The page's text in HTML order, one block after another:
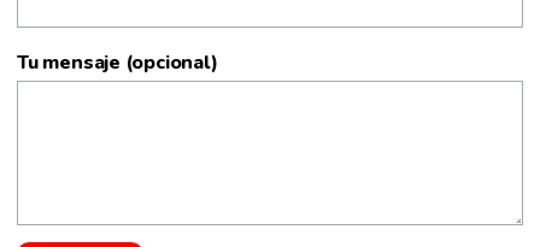
Tu mensaje (opcional)